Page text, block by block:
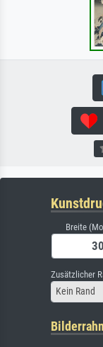
Breite
Zusätzlicher
Kein Rand